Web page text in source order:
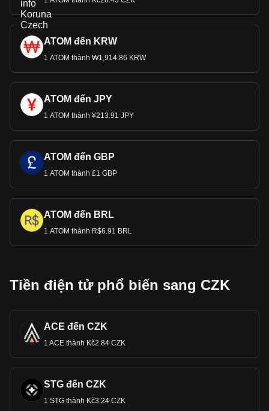
ATOM đến KRW
1 ATOM thành ₩1,914.86 KRW
ATOM đến JPY
1 ATOM thành ¥213.91 JPY
ATOM đến GBP
1 ATOM thành £1 GBP
ATOM đến BRL
1 ATOM thành R$6.91 BRL
Tiền điện tử phổ biến sang CZK
ACE đến CZK
1 ACE thành Kč2.84 CZK
STG đến CZK
1 STG thành Kč3.24 CZK